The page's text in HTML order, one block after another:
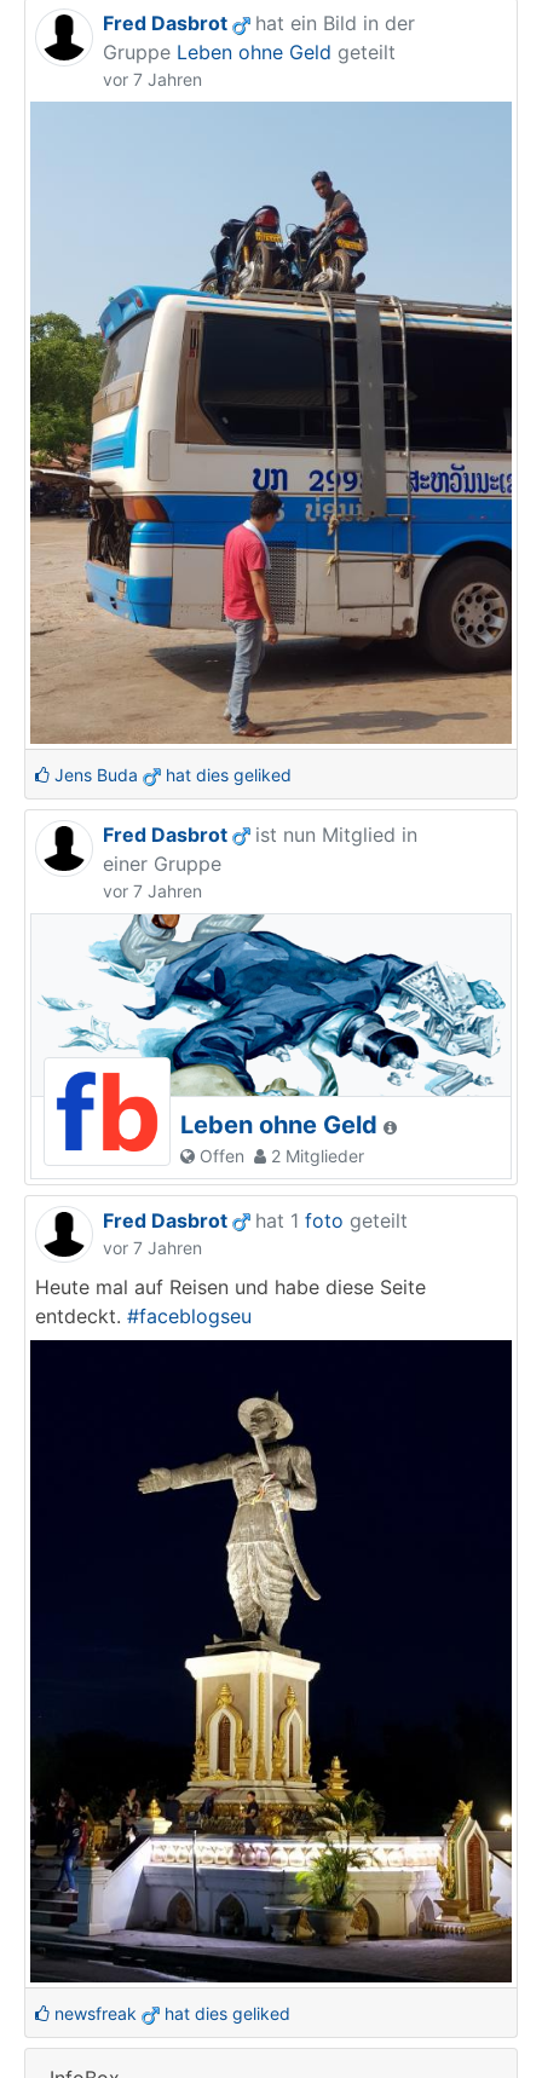
Fred Dasbrot
hat ein Bild in der
Gruppe Leben ohne Geld geteilt
vor 7 Jahren
Jens Buda hat dies geliked
Fred Dasbrot
ist nun Mitglied in
einer Gruppe
vor 7 Jahren
Leben ohne Geld
Offen 2 Mitglieder
Fred Dasbrot hat 1 foto geteilt
vor 7 Jahren
Heute mal auf Reisen und habe diese Seite
entdeckt. #faceblogseu
newsfreak hat dies geliked